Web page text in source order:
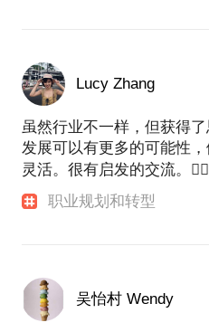
Lucy Zhang
虽然行业不一样，但获得
发展可以有更多的可能性
灵活。很有启发的交流。👍🏾
职业规划和转型
吴怡村 Wendy